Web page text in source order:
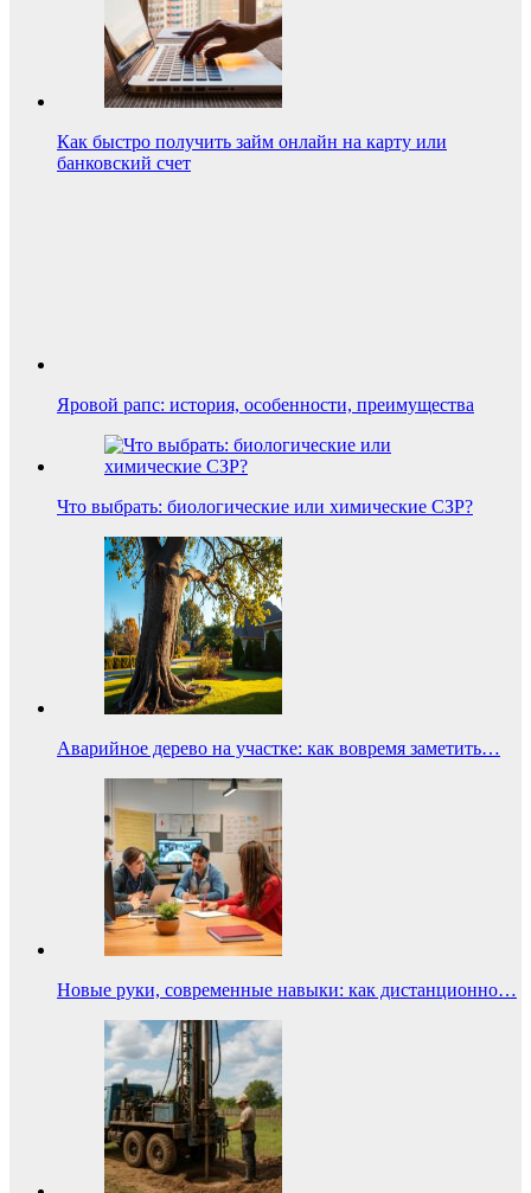
Как быстро получить займ онлайн на карту или
банковский счет
Яровой рапс: история, особенности, преимущества
Что выбрать: биологические или химические СЗР?
Аварийное дерево на участке: как вовремя заметить…
Новые руки, современные навыки: как дистанционно…